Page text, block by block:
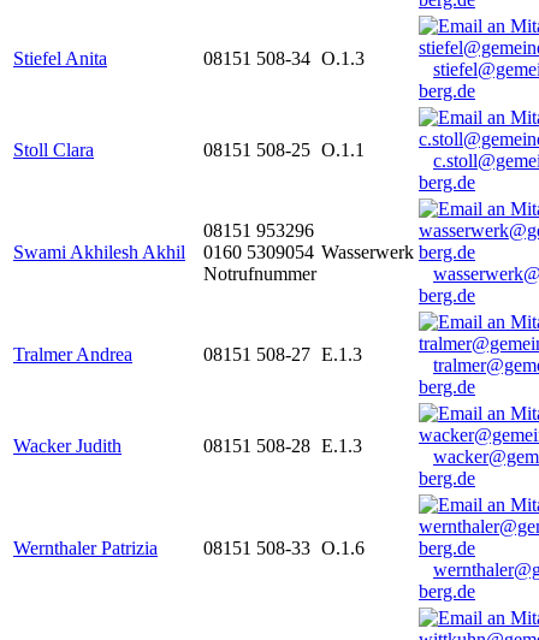
Stiefel Anita 08151 508-34 O.1.3
berg.de
Stoll Clara 08151 508-25 O.1.1
berg.de
Swami Akhilesh Akhil
08151 953296
0160 5309054
Notrufnummer
Wasserwerk
berg.de
Tralmer Andrea 08151 508-27 E.1.3
berg.de
Wacker Judith 08151 508-28 E.1.3
berg.de
Wernthaler Patrizia 08151 508-33 O.1.6
berg.de